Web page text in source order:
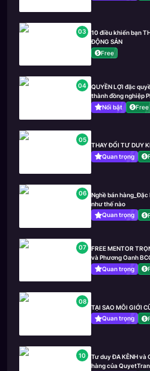
03
10 điều khiến bạn
ĐỘNG SẢN
Free
04
QUYỀN LỢI đặc
thành đồng nghiệp
Nổi bật
Free
05
THAY ĐỔI TƯ DUY
Quan trọng
06
Nghề bán hàng_Đặc
như thế nào
Quan trọng
07
FREE MENTOR
và Phương Oanh
Quan trọng
08
TẠI SAO MÔI GIỚI
Quan trọng
10
Tư duy ĐA KÊNH
hàng của